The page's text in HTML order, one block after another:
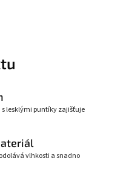
s lesklými puntíky zajišťuje
vlhkosti a snadno